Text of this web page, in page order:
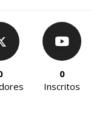
0
Inscritos